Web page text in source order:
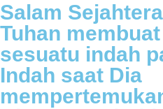
Salam Sejahtera
Tuhan
sesuatu indah
Indah saat Dia